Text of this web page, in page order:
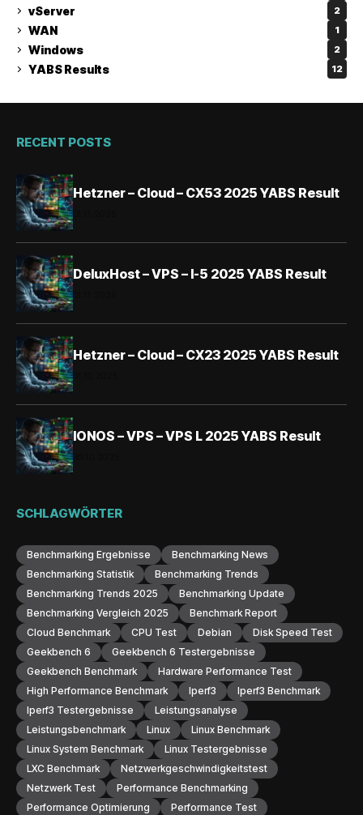
vServer 2
WAN 1
Windows 2
YABS Results 12
RECENT POSTS
Hetzner – Cloud – CX53 2025 YABS Result
DeluxHost – VPS – I-5 2025 YABS Result
Hetzner – Cloud – CX23 2025 YABS Result
IONOS – VPS – VPS L 2025 YABS Result
SCHLAGWÖRTER
Benchmarking Ergebnisse
Benchmarking News
Benchmarking Statistik
Benchmarking Trends
Benchmarking Trends 2025
Benchmarking Update
Benchmarking Vergleich 2025
Benchmark Report
Cloud Benchmark
CPU Test Debian
Disk Speed Test
Geekbench 6
Geekbench 6 Testergebnisse
Geekbench Benchmark
Hardware Performance Test
High Performance Benchmark
Iperf3
Iperf3 Benchmark
Iperf3 Testergebnisse
Leistungsanalyse
Leistungsbenchmark
Linux
Linux Benchmark
Linux System Benchmark
Linux Testergebnisse
LXC Benchmark
Netzwerkgeschwindigkeitstest
Netzwerk Test
Performance Benchmarking
Performance Optimierung
Performance Test